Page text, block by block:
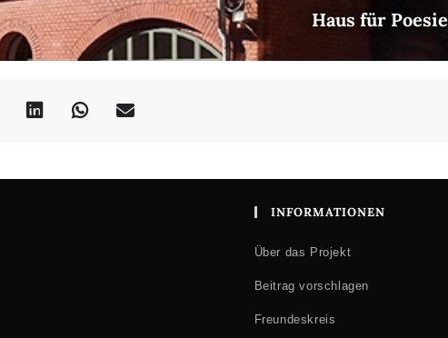
Haus für Poesie
INFORMATIONEN
Über das Projekt
Beitrag vorschlagen
Freundeskreis